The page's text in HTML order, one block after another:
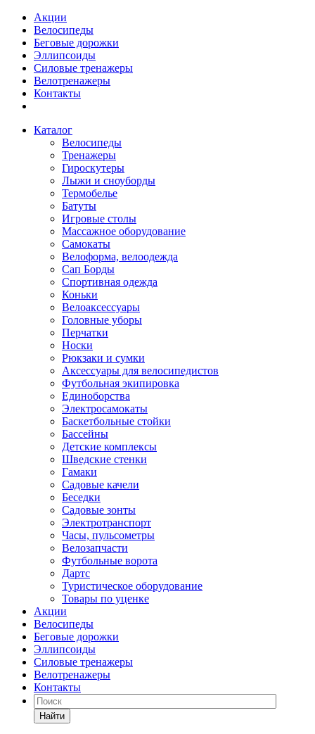
Акции
Велосипеды
Беговые дорожки
Эллипсоиды
Силовые тренажеры
Велотренажеры
Контакты
Каталог
Велосипеды
Тренажеры
Гироскутеры
Лыжи и сноуборды
Термобелье
Батуты
Игровые столы
Массажное оборудование
Самокаты
Велоформа, велоодежда
Сап Борды
Спортивная одежда
Коньки
Велоаксессуары
Головные уборы
Перчатки
Носки
Рюкзаки и сумки
Аксессуары для велосипедистов
Футбольная экипировка
Единоборства
Электросамокаты
Баскетбольные стойки
Бассейны
Детские комплексы
Шведские стенки
Гамаки
Садовые качели
Беседки
Садовые зонты
Электротранспорт
Часы, пульсометры
Велозапчасти
Футбольные ворота
Дартс
Туристическое оборудование
Товары по уценке
Акции
Велосипеды
Беговые дорожки
Эллипсоиды
Силовые тренажеры
Велотренажеры
Контакты
Найти